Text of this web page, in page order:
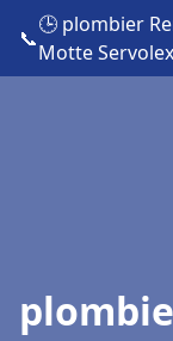
📞
🕒 plombier
Motte Servolex